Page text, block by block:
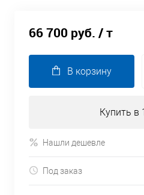
66 700 руб. / т
В корзину
Купить в
Нашли дешевле
Под заказ